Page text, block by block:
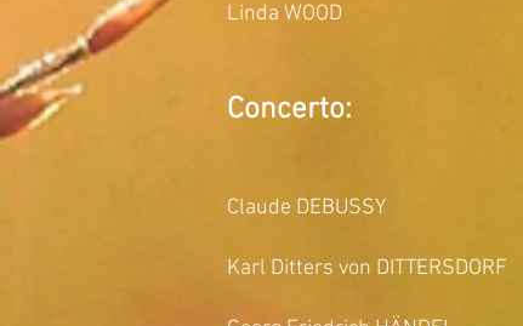
Linda WOOD
Concerto:
Claude DEBUSSY
Karl Ditters von